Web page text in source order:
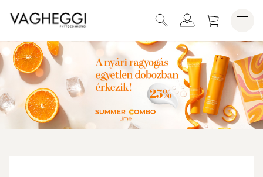
SUMMER PARADISE NAPOZÓ MOUSSE
SPF30
KOSÁRBA HELYEZEM